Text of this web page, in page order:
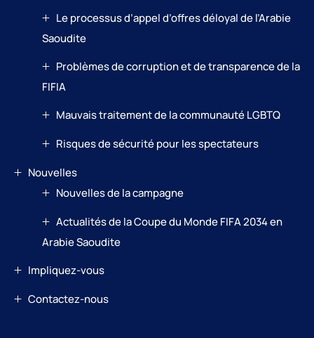
Le processus d’appel d’offres déloyal de l’Arabie
Saoudite
Problèmes de corruption et de transparence de la
FIFIA
Mauvais traitement de la communauté LGBTQ
Risques de sécurité pour les spectateurs
Nouvelles
Nouvelles de la campagne
Actualités de la Coupe du Monde FIFA 2034 en
Arabie Saoudite
Impliquez-vous
Contactez-nous